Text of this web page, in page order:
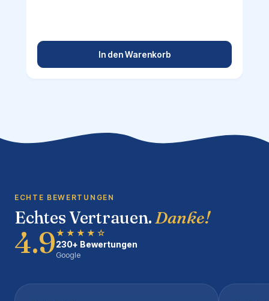
In den Warenkorb
ECHTE BEWERTUNGEN
Echtes Vertrauen.Danke!
4.9★★★★☆
230+ Bewertungen
Google